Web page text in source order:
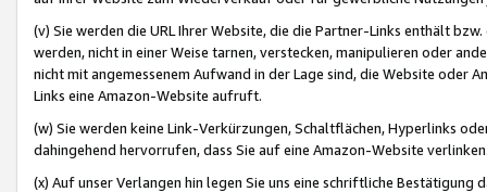
(v) Sie werden die URL Ihrer Website, die die Partner-Links enthält
werden, nicht in einer Weise tarnen, verstecken, manipulieren oder
nicht mit angemessenem Aufwand in der Lage sind, die Website oder
Links eine Amazon-Website aufruft.
(w) Sie werden keine Link-Verkürzungen, Schaltflächen, Hyperlinks
dahingehend hervorrufen, dass Sie auf eine Amazon-Website
(x) Auf unser Verlangen hin legen Sie uns eine schriftliche